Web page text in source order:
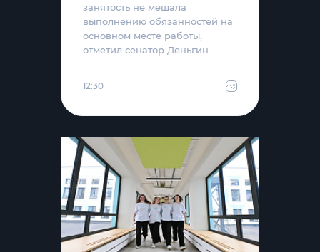
занятость не мешала
выполнению обязанностей на
основном месте работы,
отметил сенатор Деньгин
12:30